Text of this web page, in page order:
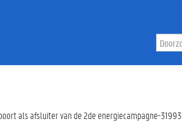
als afsluiter van de 2de energiecampagne-31993